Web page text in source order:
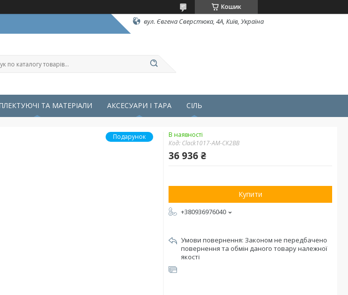
Кошик
вул. Євгена Сверстюка, 4А, Київ, Україна
ТА МАТЕРІАЛИ АКСЕСУАРИ І ТАРА СІЛЬ
Подарунок
В наявності
Код: Clack1017-AM-CK2ВВ
36 936 ₴
Купити
+380936976040
Законом не передбачено
повернення та обмін даного товару належної
якості